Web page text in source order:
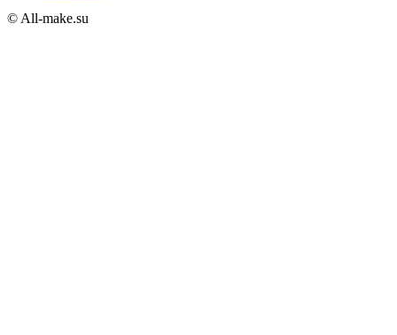
© All-make.su